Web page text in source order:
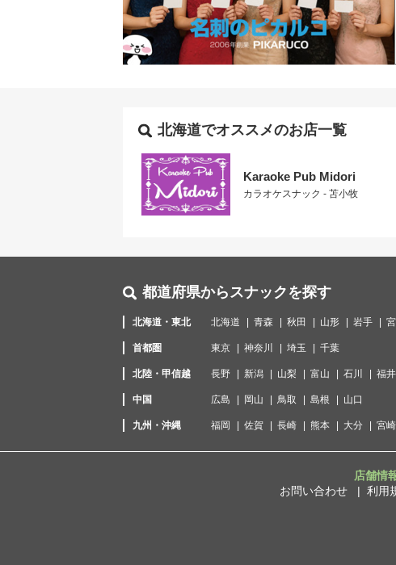
北海道でオススメのお店一覧
Karaoke Pub Midori
カラオケスナック - 苫小牧
都道府県からスナックを探す
北海道・東北 北海道 青森 秋田 山形 岩手
首都圏 東京 神奈川 埼玉 千葉
北陸・甲信越 長野 新潟 山梨 富山 石川 福井
中国 広島 岡山 鳥取 島根 山口
九州・沖縄 福岡 佐賀 長崎 熊本 大分 宮崎
店舗情
お問い合わせ
利用